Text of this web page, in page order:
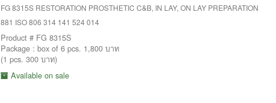
FG 8315S RESTORATION PROSTHETIC C&B, IN LAY, ON LAY PREPARATION
881 ISO 806 314 141 524 014
Product # FG 8315S
Package : box of 6 pcs. 1,800 บาท
(1 pcs. 300 บาท)
Available on sale